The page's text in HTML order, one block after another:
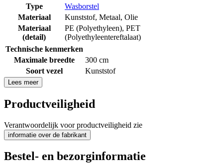
Type
Wasborstel
Materiaal
Kunststof, Metaal, Olie
Materiaal
(detail)
PE (Polyethyleen), PET
(Polyethyleentereftalaat)
Technische kenmerken
Maximale breedte
300 cm
Soort vezel
Kunststof
Lees meer
Productveiligheid
Verantwoordelijk voor productveiligheid zie
informatie over de fabrikant
Bestel- en bezorginformatie